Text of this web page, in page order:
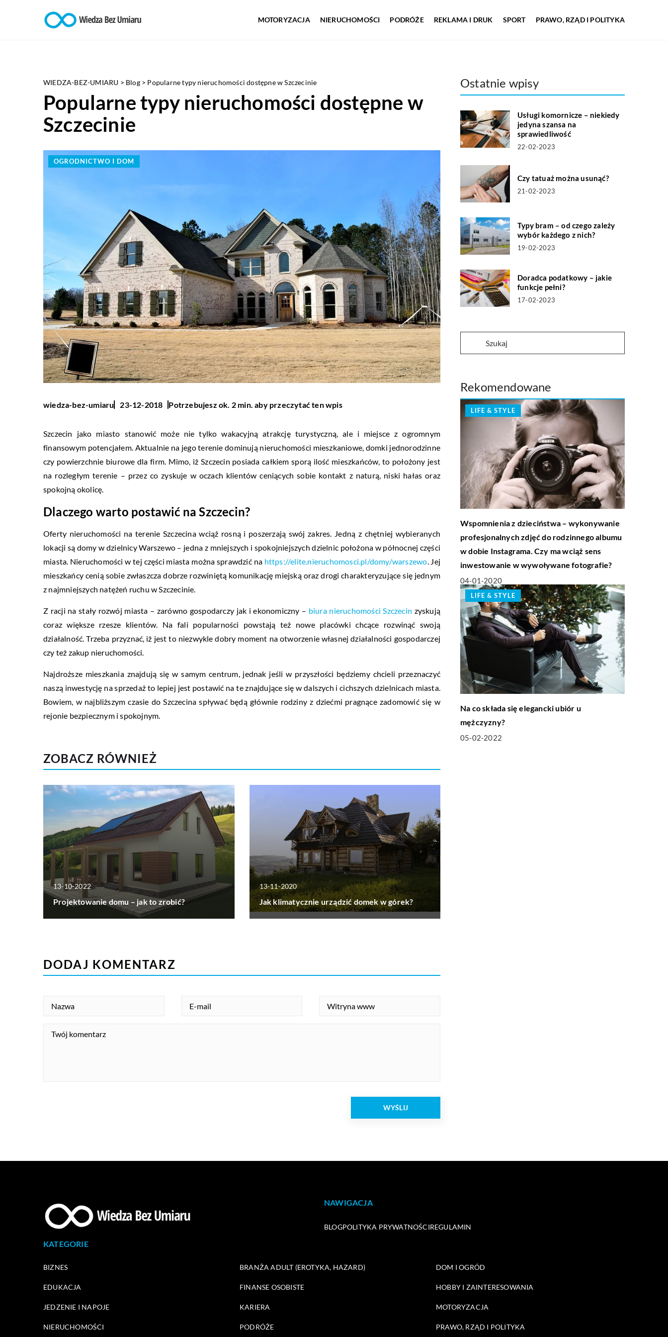
MOTORYZACJA NIERUCHOMOŚCI PODRÓŻE REKLAMA I DRUK SPORT PRAWO, RZĄD I POLITYKA
WIEDZA-BEZ-UMIARU > Blog> Popularne typy nieruchomości dostępne w Szczecinie
Popularne typy nieruchomości dostępne w
Szczecinie
OGRODNICTWO I DOM
wiedza-bez-umiaru 23-12-2018 Potrzebujesz ok. 2 min. aby przeczytać ten wpis
Szczecin jako miasto stanowić może nie tylko wakacyjną atrakcję turystyczną, ale i miejsce z ogromnym
finansowym potencjałem. Aktualnie na jego terenie dominują nieruchomości mieszkaniowe, domki jednorodzinne
czy powierzchnie biurowe dla firm. Mimo, iż Szczecin posiada całkiem sporą ilość mieszkańców, to położony jest
na rozległym terenie – przez co zyskuje w oczach klientów ceniących sobie kontakt z naturą, niski hałas oraz
spokojną okolicę.
Dlaczego warto postawić na Szczecin?
Oferty nieruchomości na terenie Szczecina wciąż rosną i poszerzają swój zakres. Jedną z chętniej wybieranych
lokacji są domy w dzielnicy Warszewo – jedna z mniejszych i spokojniejszych dzielnic położona w północnej części
miasta. Nieruchomości w tej części miasta można sprawdzić na https://elite.nieruchomosci.pl/domy/warszewo . Jej
mieszkańcy cenią sobie zwłaszcza dobrze rozwiniętą komunikację miejską oraz drogi charakteryzujące się jednym
z najmniejszych natężeń ruchu w Szczecinie.
Z racji na stały rozwój miasta – zarówno gospodarczy jak i ekonomiczny – biura nieruchomości Szczecin zyskują
coraz większe rzesze klientów. Na fali popularności powstają też nowe placówki chcące rozwinąć swoją
działalność. Trzeba przyznać, iż jest to niezwykle dobry moment na otworzenie własnej działalności gospodarczej
czy też zakup nieruchomości.
Najdroższe mieszkania znajdują się w samym centrum, jednak jeśli w przyszłości będziemy chcieli przeznaczyć
naszą inwestycję na sprzedaż to lepiej jest postawić na te znajdujące się w dalszych i cichszych dzielnicach miasta.
Bowiem, w najbliższym czasie do Szczecina spływać będą głównie rodziny z dziećmi pragnące zadomowić się w
rejonie bezpiecznym i spokojnym.
ZOBACZ RÓWNIEŻ
13-10-2022
Projektowanie domu – jak to zrobić?
13-11-2020
Jak klimatycznie urządzić domek w górek?
Ostatnie wpisy
Usługi komornicze – niekiedy
jedyna szansa na
sprawiedliwość
22-02-2023
Czy tatuaż można usunąć?
21-02-2023
Typy bram – od czego zależy
wybór każdego z nich?
19-02-2023
Doradca podatkowy – jakie
funkcje pełni?
17-02-2023
Rekomendowane
LIFE & STYLE
Wspomnienia z dzieciństwa – wykonywanie
profesjonalnych zdjęć do rodzinnego albumu
w dobie Instagrama. Czy ma wciąż sens
inwestowanie w wywoływane fotografie?
04-01-2020
LIFE & STYLE
Na co składa się elegancki ubiór u
mężczyzny?
05-02-2022
DODAJ KOMENTARZ
NAWIGACJA
BLOGPOLITYKA PRYWATNOŚCIREGULAMIN
KATEGORIE
BIZNES BRANŻA ADULT (EROTYKA, HAZARD) DOM I OGRÓD
EDUKACJA FINANSE OSOBISTE HOBBY I ZAINTERESOWANIA
JEDZENIE I NAPOJE KARIERA MOTORYZACJA
NIERUCHOMOŚCI PODRÓŻE PRAWO, RZĄD I POLITYKA